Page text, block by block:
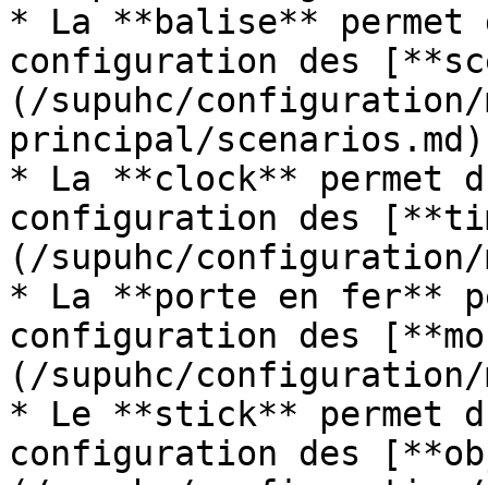
* La **balise** permet
configuration des
(/supuhc/configuration/
principal/
* La **clock** permet
configuration des
(/supuhc/
* La **porte en fer**
configuration des
(/supuhc/configuration/
* Le **stick** permet
configuration des